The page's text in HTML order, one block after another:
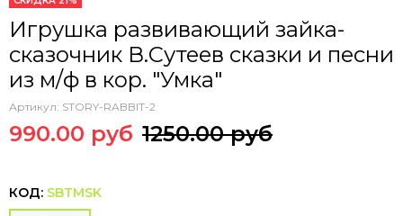
Игрушка развивающий зайка-
сказочник В.Сутеев сказки и песни
из м/ф в кор. "Умка"
Артикул: STORY-RABBIT-2
990.00 руб 1250.00 руб
КОД: SBTMSK